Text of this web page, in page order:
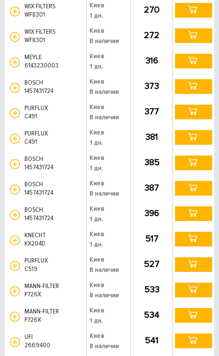
WIX FILTERS
WF8301
Киев
1 дн.
270
WIX FILTERS
WF8301
Киев
В наличии
272
MEYLE
6143230003
Киев
1 дн.
316
BOSCH
1457431724
Киев
В наличии
373
PURFLUX
C491
Киев
В наличии
377
PURFLUX
C491
Киев
1 дн.
381
BOSCH
1457431724
Киев
1 дн.
385
BOSCH
1457431724
Киев
В наличии
387
BOSCH
1457431724
Киев
1 дн.
396
KNECHT
KX204D
Киев
1 дн.
517
PURFLUX
C519
Киев
В наличии
527
MANN-FILTER
P726X
Киев
В наличии
533
MANN-FILTER
P726X
Киев
1 дн.
534
UFI
2669400
Киев
В наличии
541